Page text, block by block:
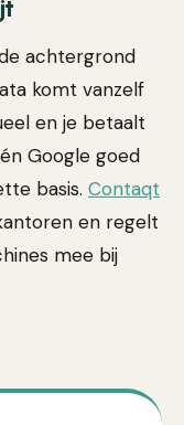
achtergrond
komt vanzelf
en je betaalt
Google goed
basis. Contaqt
en regelt
mee bij